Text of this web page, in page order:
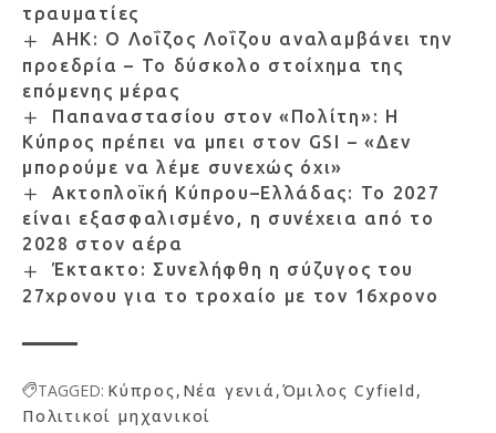
τραυματίες
ΑΗΚ: Ο Λοΐζος Λοΐζου αναλαμβάνει την
προεδρία – Το δύσκολο στοίχημα της
επόμενης μέρας
Παπαναστασίου στον «Πολίτη»: Η
Κύπρος πρέπει να μπει στον GSI – «Δεν
μπορούμε να λέμε συνεχώς όχι»
Ακτοπλοϊκή Κύπρου–Ελλάδας: Το 2027
είναι εξασφαλισμένο, η συνέχεια από το
2028 στον αέρα
Έκτακτο: Συνελήφθη η σύζυγος του
27χρονου για το τροχαίο με τον 16χρονο
TAGGED: Κύπρος Νέα γενιά Όμιλος Cyfield
Πολιτικοί μηχανικοί